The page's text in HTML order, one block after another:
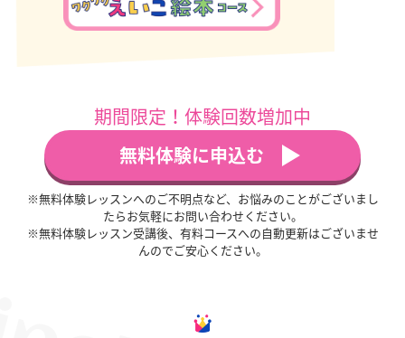
期間限定！体験回数増加中
無料体験に申込む
※無料体験レッスンへのご不明点など、お悩みのことがございまし
たらお気軽にお問い合わせください。
※無料体験レッスン受講後、有料コースへの自動更新はございませ
んのでご安心ください。